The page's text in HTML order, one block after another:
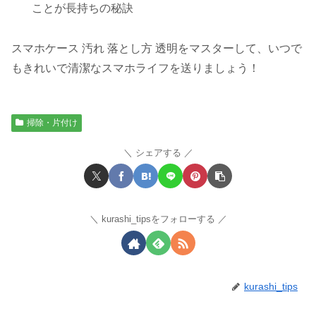
ことが長持ちの秘訣
スマホケース 汚れ 落とし方 透明をマスターして、いつで
もきれいで清潔なスマホライフを送りましょう！
掃除・片付け
シェアする
kurashi_tipsをフォローする
kurashi_tips